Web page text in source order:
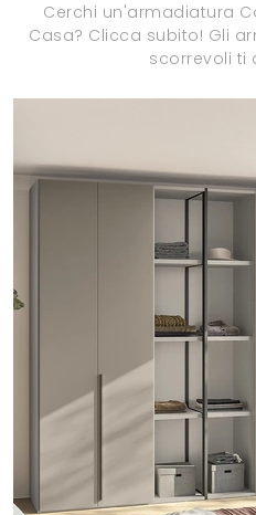
Cerchi un'armadiatura
Casa? Clicca subito! Gli
scorrevoli ti